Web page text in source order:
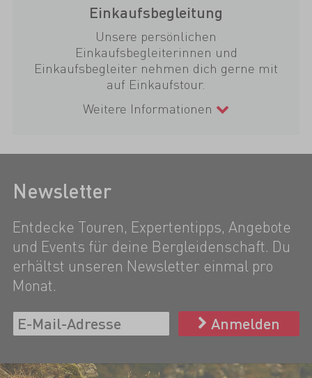
Einkaufsbegleitung
Unsere persönlichen
Einkaufsbegleiterinnen und
Einkaufsbegleiter nehmen dich gerne mit
auf Einkaufstour.
Weitere Informationen
Newsletter
Entdecke Touren, Expertentipps, Angebote
und Events für deine Bergleidenschaft. Du
erhältst unseren Newsletter einmal pro
Monat.
Anmelden